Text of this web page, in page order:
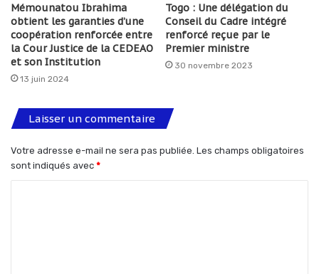
Mémounatou Ibrahima
obtient les garanties d’une
coopération renforcée entre
la Cour Justice de la CEDEAO
et son Institution
13 juin 2024
Togo : Une délégation du
Conseil du Cadre intégré
renforcé reçue par le
Premier ministre
30 novembre 2023
Laisser un commentaire
Votre adresse e-mail ne sera pas publiée. Les champs obligatoires
sont indiqués avec *